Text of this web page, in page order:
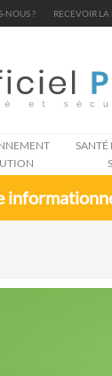
NOUS ? RECEVOIR
SANTÉ